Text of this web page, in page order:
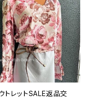
ウトレットSALE返品交